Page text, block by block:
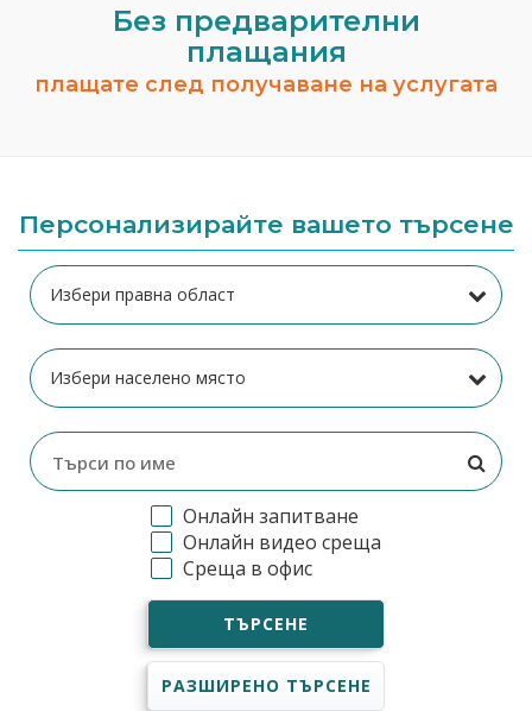
Без предварителни
плащания
плащате след получаване на услугата
Персонализирайте вашето търсене
Онлайн запитване
Онлайн видео среща
Среща в офис
ТЪРСЕНЕ
РАЗШИРЕНО ТЪРСЕНЕ